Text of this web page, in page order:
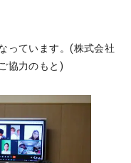
っています。(株式会社
協力のもと)